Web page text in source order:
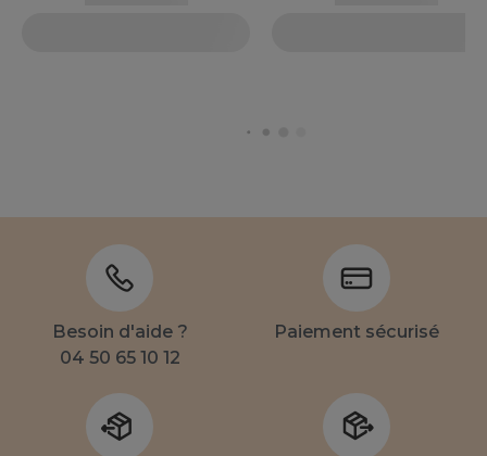
Besoin d'aide ?
04 50 65 10 12
Paiement sécurisé